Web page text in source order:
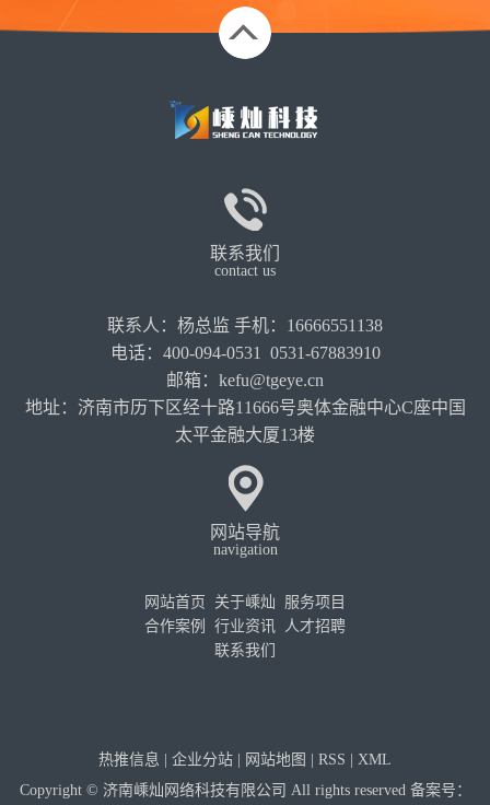
联系我们
contact us
联系人：杨总监 手机：16666551138
电话：400-094-0531 0531-67883910
邮箱：kefu@tgeye.cn
地址：济南市历下区经十路11666号奥体金融中心C座中国
太平金融大厦13楼
网站导航
navigation
网站首页 关于嵊灿
服务项目
合作案例
行业资讯
人才招聘
联系我们
热推信息 | 企业分站 | 网站地图 | RSS | XML
Copyright © 济南嵊灿网络科技有限公司 All rights reserved 备案号：